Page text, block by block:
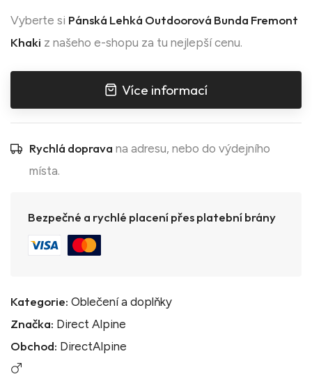
Vyberte si Pánská Lehká Outdoorová Bunda Fremont
Khaki z našeho e-shopu za tu nejlepší cenu.
Více informací
Rychlá doprava na adresu, nebo do výdejního
místa.
Bezpečné a rychlé placení přes platební brány
Kategorie: Oblečení a doplňky
Značka: Direct Alpine
Obchod: DirectAlpine